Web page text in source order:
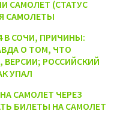
САМОЛЕТ (СТАТУС
САМОЛЕТЫ
В СОЧИ, ПРИЧИНЫ:
О ТОМ, ЧТО
РОССИЙСКИЙ
УПАЛ
САМОЛЕТ ЧЕРЕЗ
БИЛЕТЫ НА САМОЛЕТ